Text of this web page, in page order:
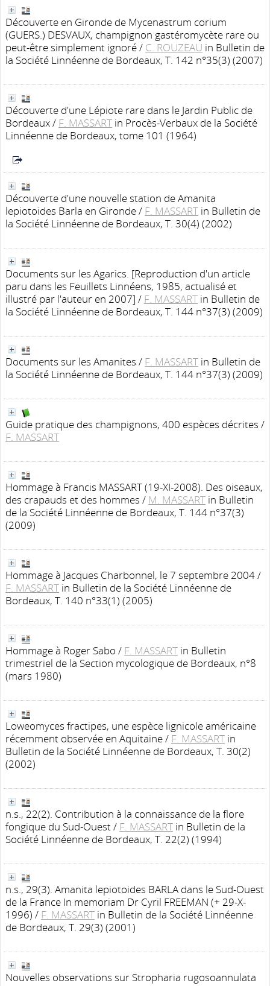
Découverte en Gironde de Mycenastrum corium
(GUERS.) DESVAUX, champignon gastéromycète rare ou
peut-être simplement ignoré/ C. ROUZEAU in Bulletin de
la Société Linnéenne de Bordeaux, T. 142 n°35(3) (2007)
Découverte d'une Lépiote rare dans le Jardin Public de
Bordeaux/ F. MASSART in Procès-Verbaux de la Société
Linnéenne de Bordeaux, tome 101 (1964)
Découverte d'une nouvelle station de Amanita
lepiotoides Barla en Gironde/ F. MASSART in Bulletin de
la Société Linnéenne de Bordeaux, T. 30(4) (2002)
Documents sur les Agarics. [Reproduction d'un article
paru dans les Feuillets Linnéens, 1985, actualisé et
illustré par l'auteur en 2007] / F. MASSART in Bulletin de
la Société Linnéenne de Bordeaux, T. 144 n°37(3) (2009)
Documents sur les Amanites / F. MASSART in Bulletin de
la Société Linnéenne de Bordeaux, T. 144 n°37(3) (2009)
Guide pratique des champignons, 400 espèces décrites /
F. MASSART
Hommage à Francis MASSART (19-XI-2008). Des oiseaux,
des crapauds et des hommes / M. MASSART in Bulletin
de la Société Linnéenne de Bordeaux, T. 144 n°37(3)
(2009)
Hommage à Jacques Charbonnel, le 7 septembre 2004/
F. MASSART in Bulletin de la Société Linnéenne de
Bordeaux, T. 140 n°33(1) (2005)
Hommage à Roger Sabo / F. MASSART in Bulletin
trimestriel de la Section mycologique de Bordeaux, n°8
(mars 1980)
Loweomyces fractipes, une espèce lignicole américaine
récemment observée en Aquitaine/ F. MASSART in
Bulletin de la Société Linnéenne de Bordeaux, T. 30(2)
(2002)
n.s., 22(2). Contribution à la connaissance de la flore
fongique du Sud-Ouest/ F. MASSART in Bulletin de la
Société Linnéenne de Bordeaux, T. 22(2) (1994)
n.s., 29(3). Amanita lepiotoides BARLA dans le Sud-Ouest
de la France In memoriam Dr Cyril FREEMAN (+ 29-X-
1996) / F. MASSART in Bulletin de la Société Linnéenne
de Bordeaux, T. 29(3) (2001)
Nouvelles observations sur Stropharia rugosoannulata